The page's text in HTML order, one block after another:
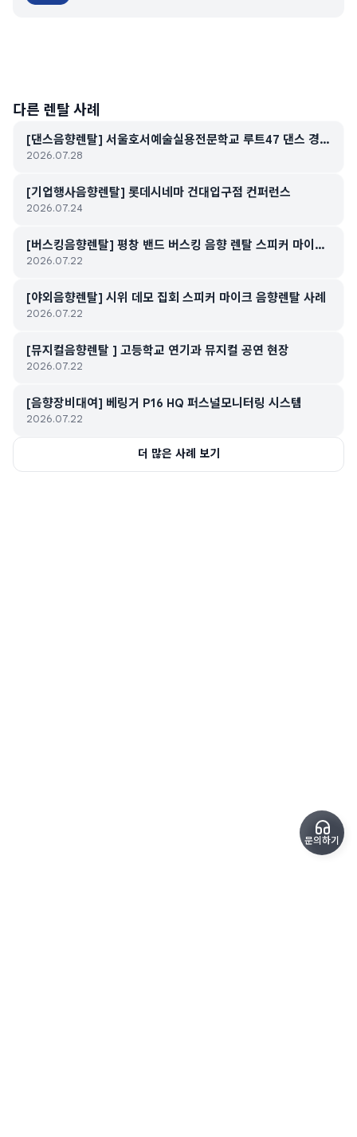
다른 렌탈 사례
[댄스음향렌탈] 서울호서예술실용전문학교 루트47 댄스 경연
대회
2026.07.28
[기업행사음향렌탈] 롯데시네마 건대입구점 컨퍼런스
2026.07.24
[버스킹음향렌탈] 평창 밴드 버스킹 음향 렌탈 스피커 마이크
대여
2026.07.22
[야외음향렌탈] 시위 데모 집회 스피커 마이크 음향렌탈 사례
2026.07.22
[뮤지컬음향렌탈 ] 고등학교 연기과 뮤지컬 공연 현장
2026.07.22
[음향장비대여] 베링거 P16 HQ 퍼스널모니터링 시스템
2026.07.22
더 많은 사례 보기
문의하기